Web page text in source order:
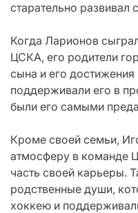
старательно развивал
Когда Ларионов
ЦСКА, его родители
сына и его достижения
поддерживали его в
были его самыми
Кроме своей семьи,
атмосферу в команде
часть своей карьеры.
родственные души,
хоккею и